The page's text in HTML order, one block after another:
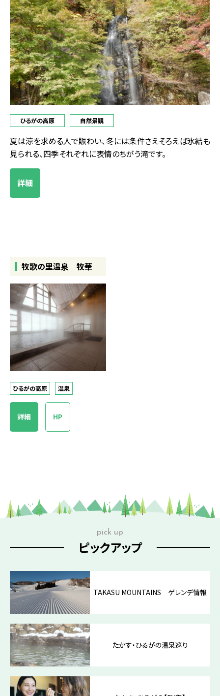
ひるがの高原 自然景観
夏は涼を求める人で賑わい、冬には条件さえそろえば氷結も
見られる、四季それぞれに表情のちがう滝です。
詳細
牧歌の里温泉 牧華
ひるがの高原 温泉
詳細 HP
pick up
ピックアップ
TAKASU MOUNTAINS ゲレンデ情報
たかす・ひるがの温泉巡り